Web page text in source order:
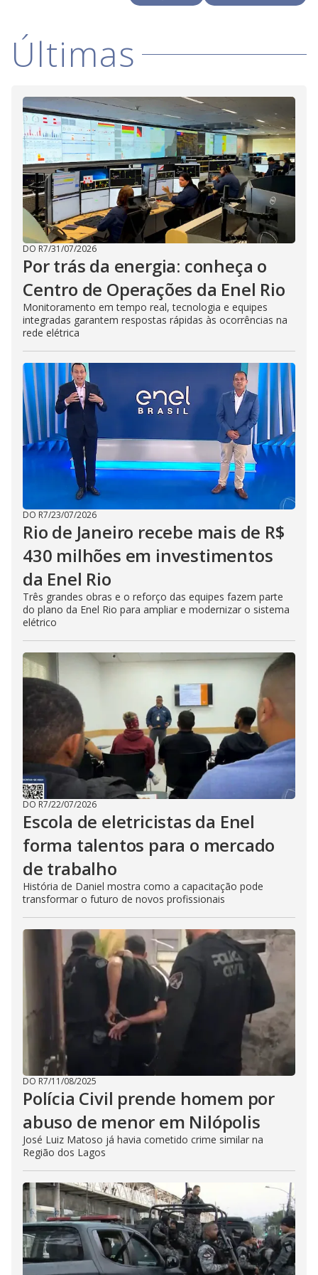
e
o
Últimas
DO R7/31/07/2026
Por trás da energia: conheça o
Centro de Operações da Enel Rio
Monitoramento em tempo real, tecnologia e equipes
integradas garantem respostas rápidas às ocorrências na
rede elétrica
DO R7/23/07/2026
Rio de Janeiro recebe mais de R$
430 milhões em investimentos
da Enel Rio
Três grandes obras e o reforço das equipes fazem parte
do plano da Enel Rio para ampliar e modernizar o sistema
elétrico
DO R7/22/07/2026
Escola de eletricistas da Enel
forma talentos para o mercado
de trabalho
História de Daniel mostra como a capacitação pode
transformar o futuro de novos profissionais
DO R7/11/08/2025
Polícia Civil prende homem por
abuso de menor em Nilópolis
José Luiz Matoso já havia cometido crime similar na
Região dos Lagos